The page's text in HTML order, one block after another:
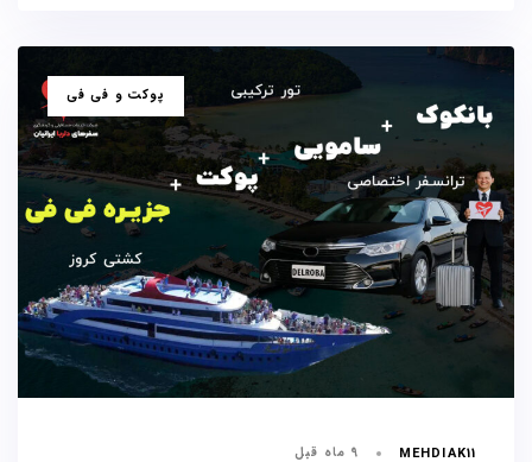
برچسب
ها
پوکت و فی فی
MEHDIAK11 9 ماه قبل